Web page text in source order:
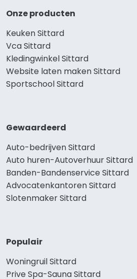
Onze producten
Keuken Sittard
Vca Sittard
Kledingwinkel Sittard
Website laten maken Sittard
Sportschool Sittard
Gewaardeerd
Auto-bedrijven Sittard
Auto huren-Autoverhuur Sittard
Banden-Bandenservice Sittard
Advocatenkantoren Sittard
Slotenmaker Sittard
Populair
Woningruil Sittard
Prive Spa-Sauna Sittard